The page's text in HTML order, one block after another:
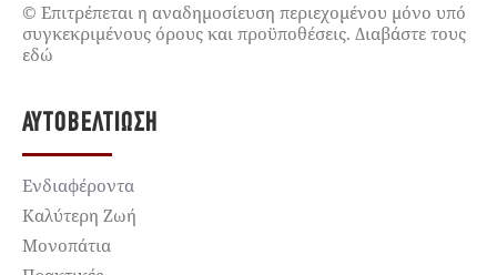
© Επιτρέπεται η αναδημοσίευση περιεχομένου μόνο υπό
συγκεκριμένους όρους και προϋποθέσεις. Διαβάστε τους
εδώ
ΑΥΤΟΒΕΛΤΊΩΣΗ
Ενδιαφέροντα
Καλύτερη Ζωή
Μονοπάτια